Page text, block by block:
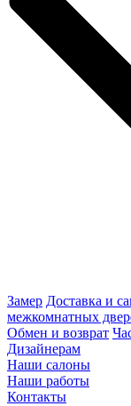
Замер Доставка и
межкомнатных
Обмен и возврат
Дизайнерам
Наши салоны
Наши работы
Контакты